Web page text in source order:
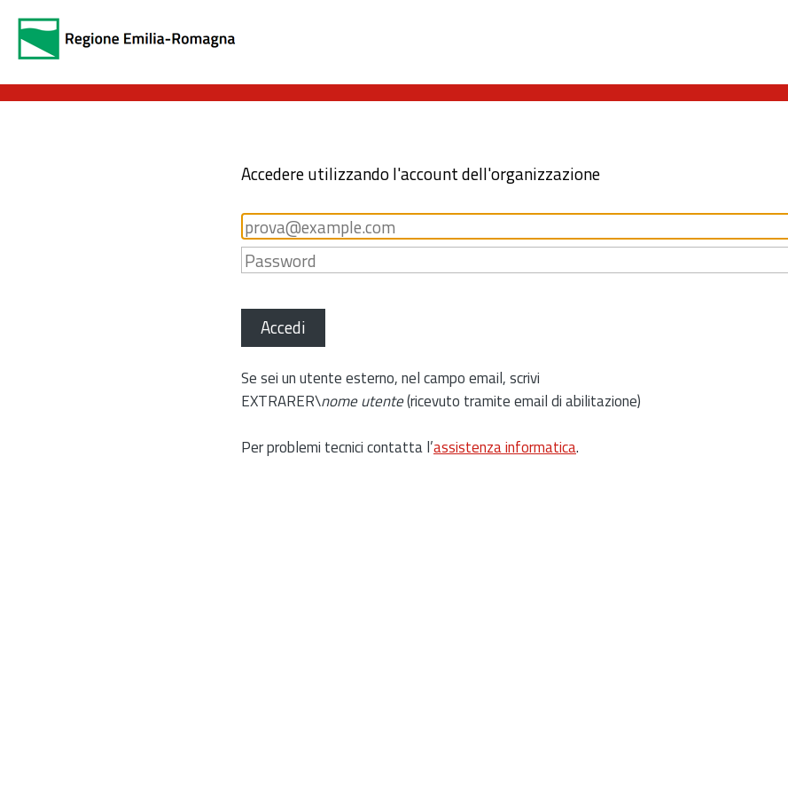
Accedere utilizzando l'account dell'organizzazione
Accedi
Se sei un utente esterno, nel campo email, scrivi
EXTRARER\nome utente(ricevuto tramite email di abilitazione)
Per problemi tecnici contatta l’assistenza informatica.